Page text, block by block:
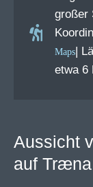
großer
|
etwa 6
Aussicht
auf Træna